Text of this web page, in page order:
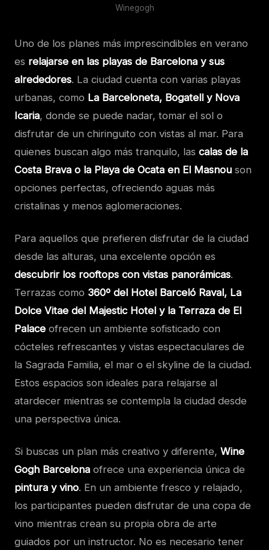
Winegogh
Uno de los planes más imprescindibles en verano
es relajarse en las playas de Barcelona y sus
alrededores. La ciudad cuenta con varias playas
urbanas, como La Barceloneta, Bogatell y Nova
Icaria, donde se puede nadar, tomar el sol o
disfrutar de un chiringuito con vistas al mar. Para
quienes buscan algo más tranquilo, las calas de la
Costa Brava o la Playa de Ocata en El Masnou son
opciones perfectas, ofreciendo aguas más
cristalinas y menos aglomeraciones.
Para aquellos que prefieren disfrutar de la ciudad
desde las alturas, una excelente opción es
descubrir los rooftops con vistas panorámicas.
Terrazas como 360º del Hotel Barceló Raval, La
Dolce Vitae del Majestic Hotel y la Terraza de El
Palace ofrecen un ambiente sofisticado con
cócteles refrescantes y vistas espectaculares de
la Sagrada Familia, el mar o el skyline de la ciudad.
Estos espacios son ideales para relajarse al
atardecer mientras se contempla la ciudad desde
una perspectiva única.
Si buscas un plan más creativo y diferente, Wine
Gogh Barcelona ofrece una experiencia única de
pintura y vino. En un ambiente fresco y relajado,
los participantes pueden disfrutar de una copa de
vino mientras crean su propia obra de arte
guiados por un instructor. No es necesario tener